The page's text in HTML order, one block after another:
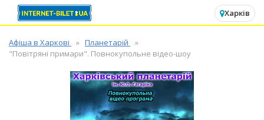
Харків
Афіша в Харкові
Планетарій
"Повітряні примари". Повнокупольне відео-шоу